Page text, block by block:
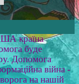
країна
буде
Допомога
війна -
на нашій